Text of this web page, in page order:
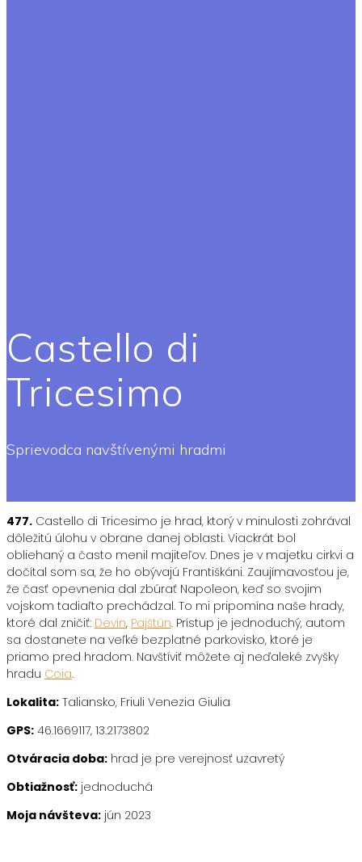
Castello di
Tricesimo
Sprievodca navštívenými hradmi
477. Castello di Tricesimo je hrad, ktorý v minulosti zohrával
dôležitú úlohu v obrane danej oblasti. Viackrát bol
obliehaný a často menil majiteľov. Dnes je v majetku cirkvi a
dočítal som sa, že ho obývajú Františkáni. Zaujímavosťou je,
že časť opevnenia dal zbúrať Napoleon, keď so svojim
vojskom tadiaľto prechádzal. To mi pripomína naše hrady,
ktoré dal zničiť: Devín, Pajštún. Prístup je jednoduchý, autom
sa dostanete na veľké bezplatné parkovisko, ktoré je
priamo pred hradom. Navštíviť môžete aj neďaleké zvyšky
hradu Coia.
Lokalita: Taliansko, Friuli Venezia Giulia
GPS: 46.1669117, 13.2173802
Otváracia doba: hrad je pre verejnosť uzavretý
Obtiažnosť: jednoduchá
Moja návšteva: jún 2023